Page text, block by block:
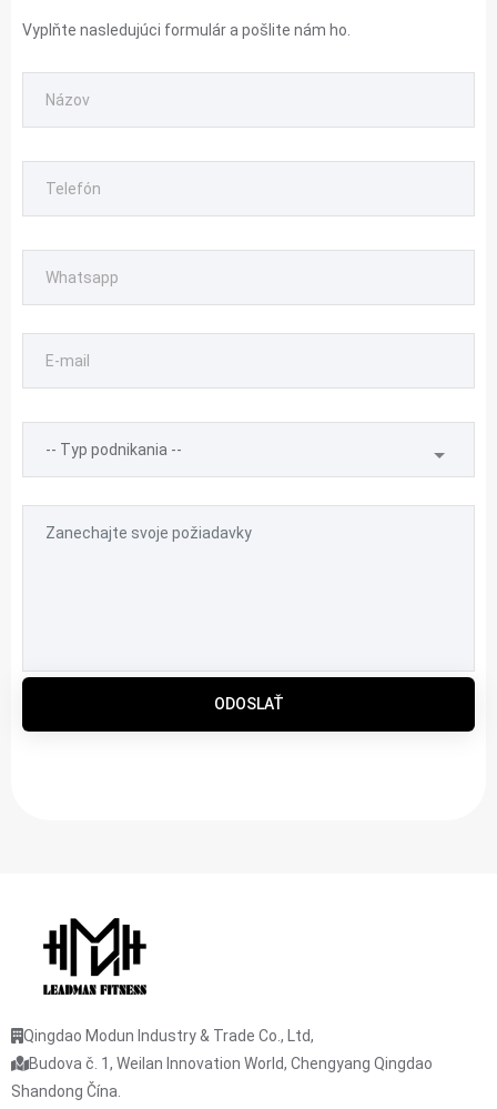
Vyplňte nasledujúci formulár a pošlite nám ho.
ODOSLAŤ
Qingdao Modun Industry & Trade Co., Ltd,
Budova č. 1, Weilan Innovation World, Chengyang Qingdao
Shandong Čína.